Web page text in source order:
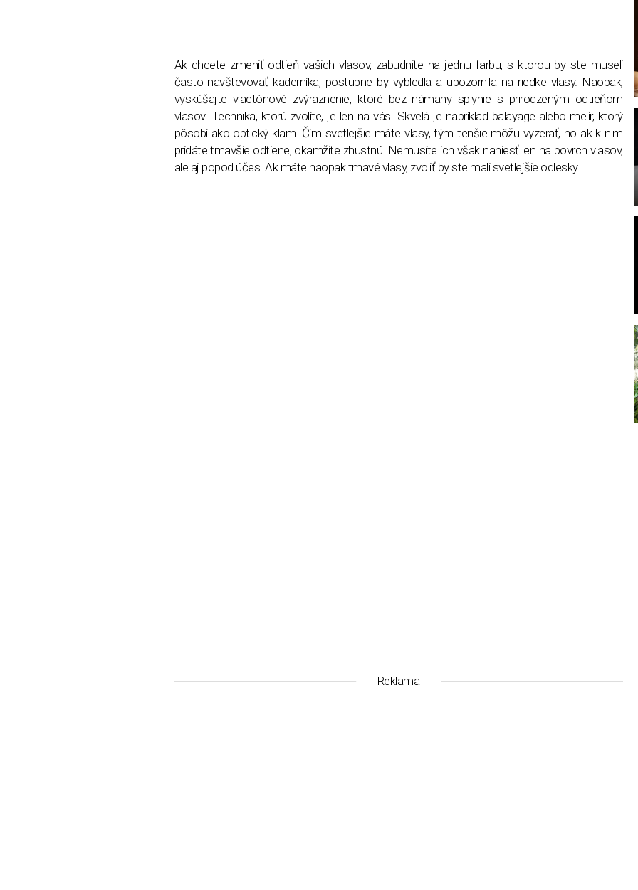
Ak chcete zmeniť odtieň vašich vlasov, zabudnite na jednu farbu, s ktorou by ste museli
často navštevovať kaderníka, postupne by vybledla a upozornila na riedke vlasy. Naopak,
vyskúšajte viactónové zvýraznenie, ktoré bez námahy splynie s prirodzeným odtieňom
vlasov. Technika, ktorú zvolíte, je len na vás. Skvelá je napríklad balayage alebo melír, ktorý
pôsobí ako optický klam. Čím svetlejšie máte vlasy, tým tenšie môžu vyzerať, no ak k nim
pridáte tmavšie odtiene, okamžite zhustnú. Nemusíte ich však naniesť len na povrch vlasov,
ale aj popod účes. Ak máte naopak tmavé vlasy, zvoliť by ste mali svetlejšie odlesky.
Reklama